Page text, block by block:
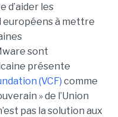
d’aider les
européens à mettre
sont
présente
(VCF) comme
» de l’Union
pas la solution aux